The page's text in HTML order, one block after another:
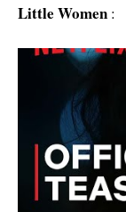
Little Women :